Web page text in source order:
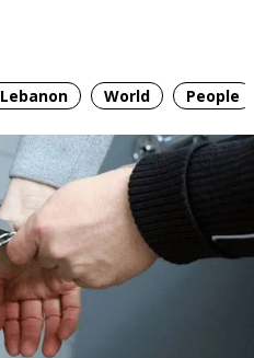
Lebanon World People